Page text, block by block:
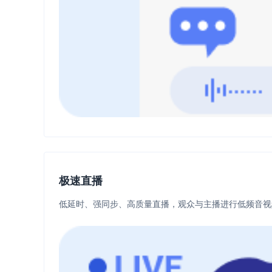
极速直播
低延时、强同步、高质量直播，观众与主播进行低频音